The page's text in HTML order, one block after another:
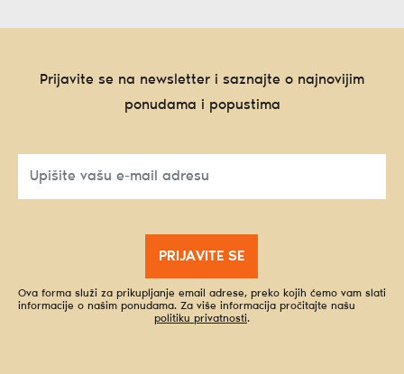
Prijavite se na newsletter i saznajte o najnovijim
ponudama i popustima
PRIJAVITE SE
Ova forma služi za prikupljanje email adrese, preko kojih ćemo vam slati
informacije o našim ponudama. Za više informacija pročitajte našu
politiku privatnosti.